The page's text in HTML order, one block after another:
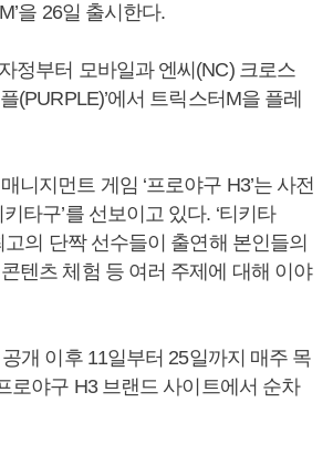
을 26일 출시한다.
정부터 모바일과 엔씨(NC) 크로스
(PURPLE)’에서 트릭스터M을 플레
니지먼트 게임 ‘프로야구 H3’는 사전
타구’를 선보이고 있다. ‘티키타
고의 단짝 선수들이 출연해 본인들의
텐츠 체험 등 여러 주제에 대해 이야
개 이후 11일부터 25일까지 매주 목
로야구 H3 브랜드 사이트에서 순차